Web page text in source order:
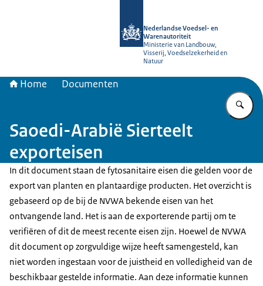
Nederlandse Voedsel- en
Warenautoriteit
Ministerie van Landbouw,
Visserij, Voedselzekerheid en
Natuur
Home Documenten
Saoedi-Arabië Sierteelt
exporteisen
In dit document staan de fytosanitaire eisen die gelden voor de
export van planten en plantaardige producten. Het overzicht is
gebaseerd op de bij de NVWA bekende eisen van het
ontvangende land. Het is aan de exporterende partij om te
verifiëren of dit de meest recente eisen zijn. Hoewel de NVWA
dit document op zorgvuldige wijze heeft samengesteld, kan
niet worden ingestaan voor de juistheid en volledigheid van de
beschikbaar gestelde informatie. Aan deze informatie kunnen